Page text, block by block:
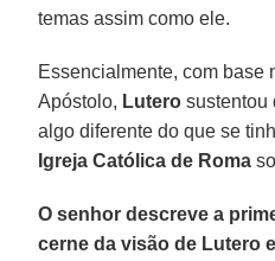
temas assim como ele.
Essencialmente, com base
Apóstolo, Lutero sustentou
algo diferente do que se
Igreja Católica de Roma
O senhor descreve a
cerne da visão de Lutero